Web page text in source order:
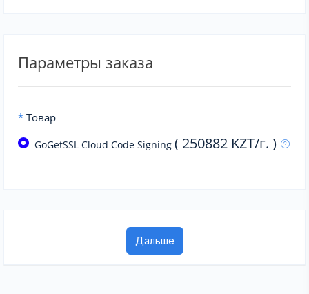
Параметры заказа
* Товар
GoGetSSL Cloud Code Signing ( 250882 KZT/г. )